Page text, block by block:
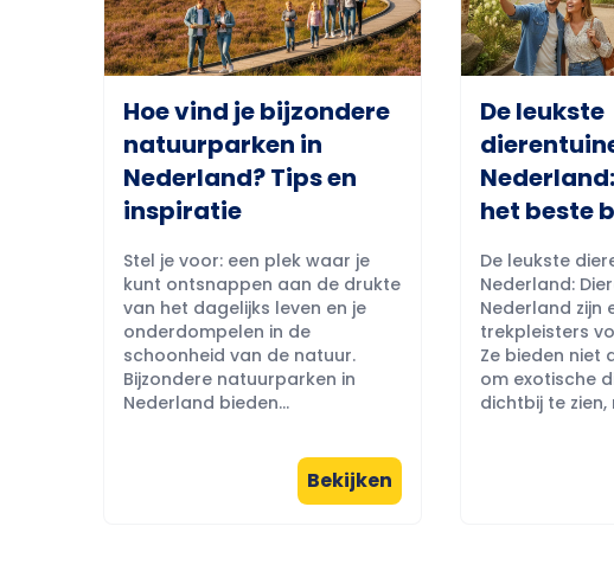
Hoe vind je bijzondere
natuurparken in
Nederland? Tips en
inspiratie
Stel je voor: een plek waar je
kunt ontsnappen aan de drukte
van het dagelijks leven en je
onderdompelen in de
schoonheid van de natuur.
Bijzondere natuurparken in
Nederland bieden...
Bekijken
De leukste
het beste
De leukste
Nederland:
Nederland zijn
trekpleisters
Ze bieden niet
om exotische
dichtbij te zien,